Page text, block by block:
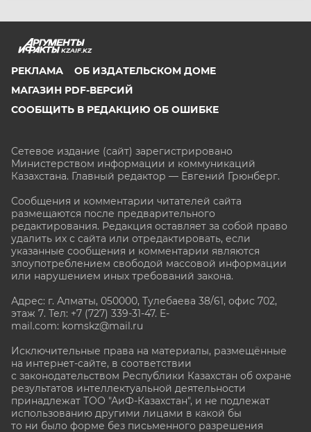
KZAIF.KZ
РЕКЛАМА
ОБ ИЗДАТЕЛЬСКОМ ДОМЕ
МАГАЗИН PDF-ВЕРСИЙ
СООБЩИТЬ В РЕДАКЦИЮ ОБ ОШИБКЕ
Сетевое издание (сайт) зарегистрировано
Министерством информации и коммуникаций
Казахстана. Главный редактор — Евгений Грюнберг.
Сообщения и комментарии читателей сайта
размещаются после предварительного
редактирования. Редакция оставляет за собой право
удалить их с сайта или отредактировать, если
указанные сообщения и комментарии являются
злоупотреблением свободой массовой информации
или нарушением иных требований закона.
Адрес: г. Алматы, 050000, Тулебаева 38/61, офис 702,
этаж 7. Тел: +7 (727) 339-31-47. E-
mail.com: komskz@mail.ru
Исключительные права на материалы, размещённые
на интернет-сайте, в соответствии
с законодательством Республики Казахстан об охране
результатов интеллектуальной деятельности
принадлежат ТОО "АиФ-Казахстан", и не подлежат
использованию другими лицами в какой бы
то ни было форме без письменного разрешения